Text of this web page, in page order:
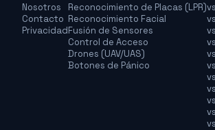
Nosotros
Contacto
Privacidad
Reconocimiento de Placas (LPR)
Reconocimiento Facial
Fusión de Sensores
Control de Acceso
Drones (UAV/UAS)
Botones de Pánico